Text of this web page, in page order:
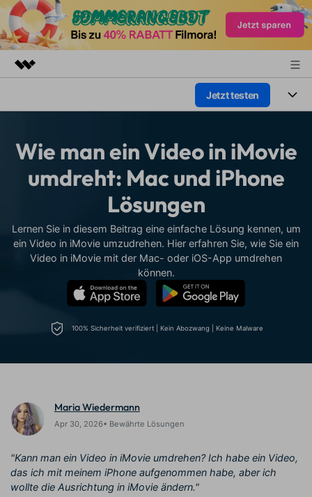
Dienstprogramme
Überblick
Lösungen
Shop
Jetzt testen
Plattformen
Funktionen
Audio
Text
Soziale Medien
Marketing & Business
Lifestyle & Spaß
Ressourcen
Video-Prompts
Über 100 heiße Video-
Prompts – schnell ähnliche
Videos erstellen
Meisterkurs
Beherrschen Sie
fortgeschrittene
Videobearbeitungsfähigkeiten
Lernen, ausdrücken und
erweitern Sie Ihre
Videobearbeitungs-
können
Erste Schritte
Kunden-Support
Über Uns Bewertungen
Kunden-Geschichten
Erfahren Sie, wie unsere
Kunden Erfolg haben
Affiliate-Programm
Schalten Sie Partnerschaften
auf Unternehmensebene frei
Suchen
Wie man ein Video in iMovie
umdreht: Mac und iPhone
Lösungen
Lernen Sie in diesem Beitrag eine einfache Lösung kennen, um
ein Video in iMovie umzudrehen. Hier erfahren Sie, wie Sie ein
Video in iMovie mit der Mac- oder iOS-App umdrehen
können.
100% Sicherheit verifiziert | Kein Abozwang | Keine Malware
Maria Wiedermann
Apr 30, 2026• Bewährte Lösungen
"Kann man ein Video in iMovie umdrehen? Ich habe ein Video,
das ich mit meinem iPhone aufgenommen habe, aber ich
wollte die Ausrichtung in iMovie ändern."